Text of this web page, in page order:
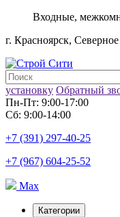
Входные,
г. Красноярск,
установку Обратный
Пн-Пт: 9:00-17:00
Сб: 9:00-14:00
+7 (391) 297-40-25
+7 (967) 604-25-52
Max
Категории